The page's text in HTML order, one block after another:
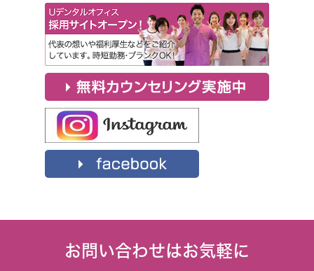
お問い合わせはお気軽に